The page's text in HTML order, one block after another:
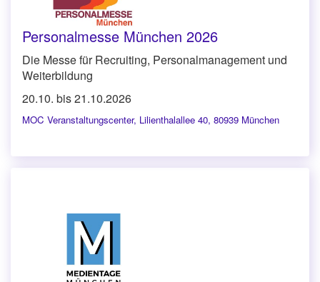
Personalmesse München 2026
Die Messe für Recruiting, Personalmanagement und
Weiterbildung
20.10. bis 21.10.2026
MOC Veranstaltungscenter, Lilienthalallee 40, 80939 München